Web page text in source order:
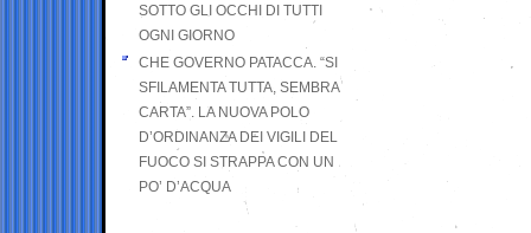
SOTTO GLI OCCHI DI TUTTI
OGNI GIORNO
CHE GOVERNO PATACCA. “SI
SFILAMENTA TUTTA, SEMBRA
CARTA”. LA NUOVA POLO
D’ORDINANZA DEI VIGILI DEL
FUOCO SI STRAPPA CON UN
PO’ D’ACQUA